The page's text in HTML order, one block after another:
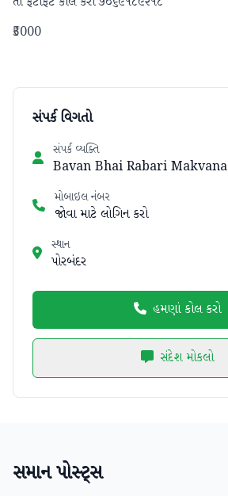
₹5000
સંપર્ક વિગતો
સંપર્ક વ્યક્તિ
Bavan Bhai Rabari Makvana
મોબાઇલ નંબર
જોવા માટે લોગિન કરો
સ્થાન
પોરબંદર
હમણાં કોલ કરો
સંદેશ મોકલો
સમાન પોસ્ટ્સ